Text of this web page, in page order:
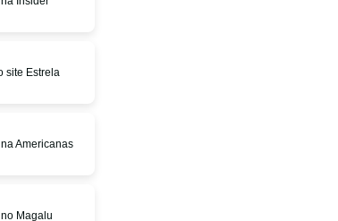
site Estrela
Americanas
Magalu